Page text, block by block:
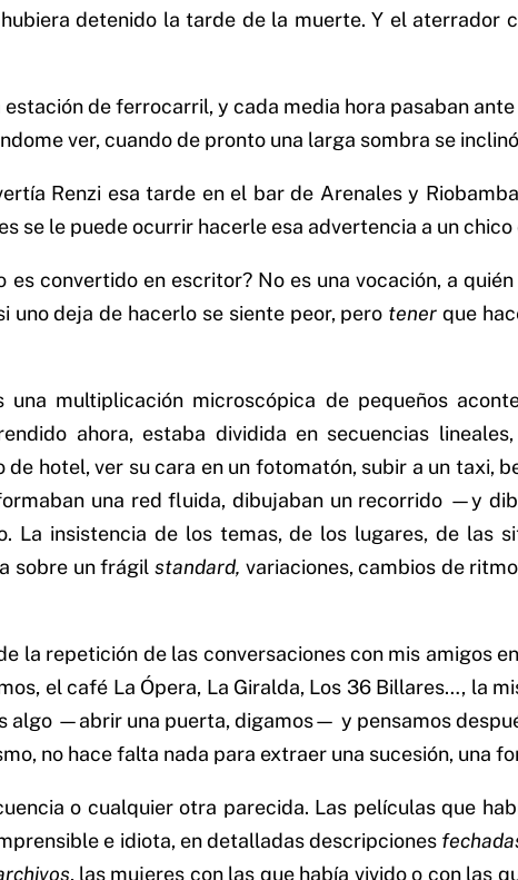
detenido la tarde de la muerte. Y el aterrador
de ferrocarril, y cada media hora pasaban
ver, cuando de pronto una larga sombra se
Renzi esa tarde en el bar de Arenales y
se le puede ocurrir hacerle esa advertencia a un
convertido en escritor? No es una vocación, a
uno deja de hacerlo se siente peor, pero tener que
multiplicación microscópica de pequeños
ahora, estaba dividida en secuencias
hotel, ver su cara en un fotomatón, subir a un taxi,
una red fluida, dibujaban un recorrido —⁠y
La insistencia de los temas, de los lugares, de las
sobre un frágil standard, variaciones, cambios de
la repetición de las conversaciones con mis amigos
el café La Ópera, La Giralda, Los 36 Billares…, la
algo —⁠abrir una puerta, digamos⁠— y pensamos
no hace falta nada para extraer una sucesión, una
o cualquier otra parecida. Las películas que
e idiota, en detalladas descripciones
, las mujeres con las que había vivido o con las